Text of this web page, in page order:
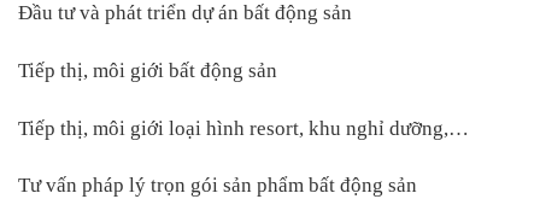
Đầu tư và phát triển dự án bất động sản
Tiếp thị, môi giới bất động sản
Tiếp thị, môi giới loại hình resort, khu nghỉ dưỡng,…
Tư vấn pháp lý trọn gói sản phẩm bất động sản